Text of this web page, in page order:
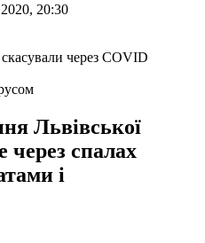
20:30
Львівської
через спалах
і